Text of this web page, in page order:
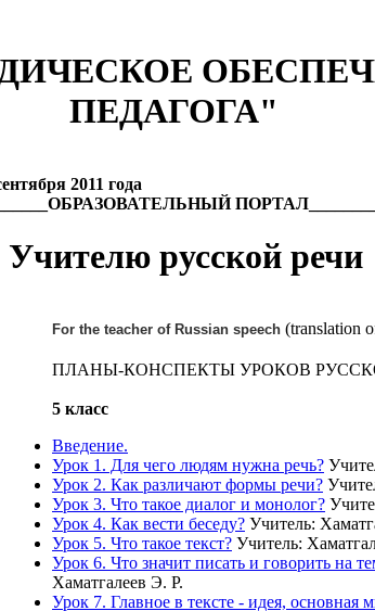
ПЕДАГОГА"
2011 года
Учителю русской речи
For the teacher of Russian speech (translation
ПЛАНЫ-КОНСПЕКТЫ УРОКОВ
5 класс
Введение.
Урок 1. Для чего людям нужна речь?
Урок 2. Как различают формы речи?
Урок 3. Что такое диалог и монолог?
Урок 4. Как вести беседу? Учитель:
Урок 5. Что такое текст? Учитель:
Урок 6. Что значит писать и говорить на
Хаматгалеев Э. Р.
Урок 7. Главное в тексте - идея, основная